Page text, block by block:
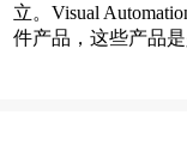
立。Visual
件产品，这些产品